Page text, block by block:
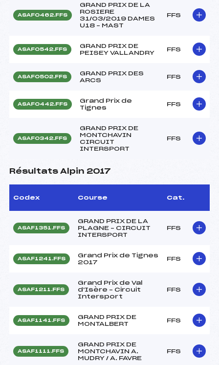
ASAF0462.FFS
GRAND PRIX DE LA
ROSIERE
31/03/2019 DAMES
U18 – MAST
FFS
ASAF0542.FFS
GRAND PRIX DE
PEISEY VALLANDRY
FFS
ASAF0502.FFS
GRAND PRIX DES
ARCS
FFS
ASAF0442.FFS
Grand Prix de
Tignes
FFS
ASAF0342.FFS
GRAND PRIX DE
MONTCHAVIN
CIRCUIT
INTERSPORT
FFS
Résultats Alpin 2017
Codex Course Cat.
ASAF1351.FFS
GRAND PRIX DE LA
PLAGNE – CIRCUIT
INTERSPORT
FFS
ASAF1241.FFS
Grand Prix de Tignes
2017
FFS
ASAF1211.FFS
Grand Prix de Val
d'Isère – Circuit
Intersport
FFS
ASAF1141.FFS
GRAND PRIX DE
MONTALBERT
FFS
ASAF1111.FFS
GRAND PRIX DE
MONTCHAVIN A.
MUDRY / A. FAVRE
FFS